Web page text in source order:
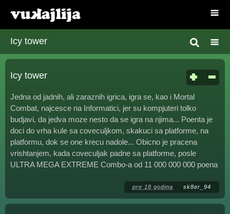
Icy tower
Icy tower
Jedna od jadnih, ali zaraznih igrica, igra se, kao i Mortal
Combat, najcesce na Informatici, jer su kompjuteri tolko
budjavi, da jedva moze nesto da se igra na njima... Poenta je
doci do vrha kule sa coveculjkom, skakuci sa platforme, na
platformu, dok se one krecu nadole... Obicno je pracena
vrishtanjem, kada coveculjak padne sa platforme, posle
ULTRA MEGA EXTREME Combo-a od 11 000 000 000 poena
pre 18 godina sk8er_94